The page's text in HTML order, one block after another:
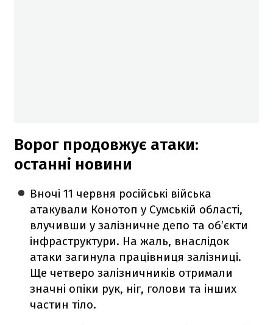
Ворог продовжує атаки:
останні новини
Вночі 11 червня російські війська
атакували Конотоп у Сумській області,
влучивши у залізничне депо та об’єкти
інфраструктури. На жаль, внаслідок
атаки загинула працівниця залізниці.
Ще четверо залізничників отримали
значні опіки рук, ніг, голови та інших
частин тіло.